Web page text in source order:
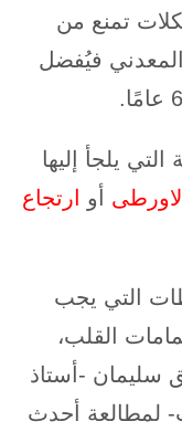
تمنع من
المعدني فيُفضل
يلجأ إليها
أو
ارتجاع
التي يجب
القلب،
سليمان -أستاذ
لمطالعة أحدث